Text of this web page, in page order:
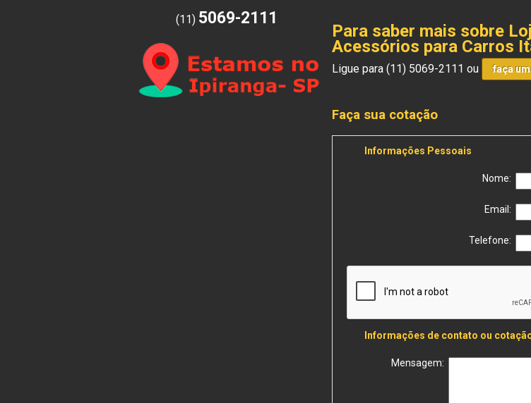
(11) 5069-2111
Para saber mais sobre
Acessórios para Carros
Ligue para(11) 5069-2111 ou faça
Faça sua cotação
Informações Pessoais
Nome:
Email:
Telefone:
Informações de contato ou
Mensagem: